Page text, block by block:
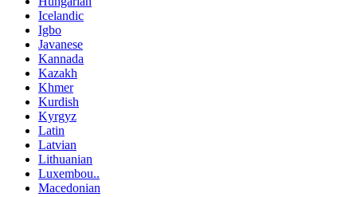
Icelandic
Igbo
Javanese
Kannada
Kazakh
Khmer
Kurdish
Kyrgyz
Latin
Latvian
Lithuanian
Luxembou..
Macedonian